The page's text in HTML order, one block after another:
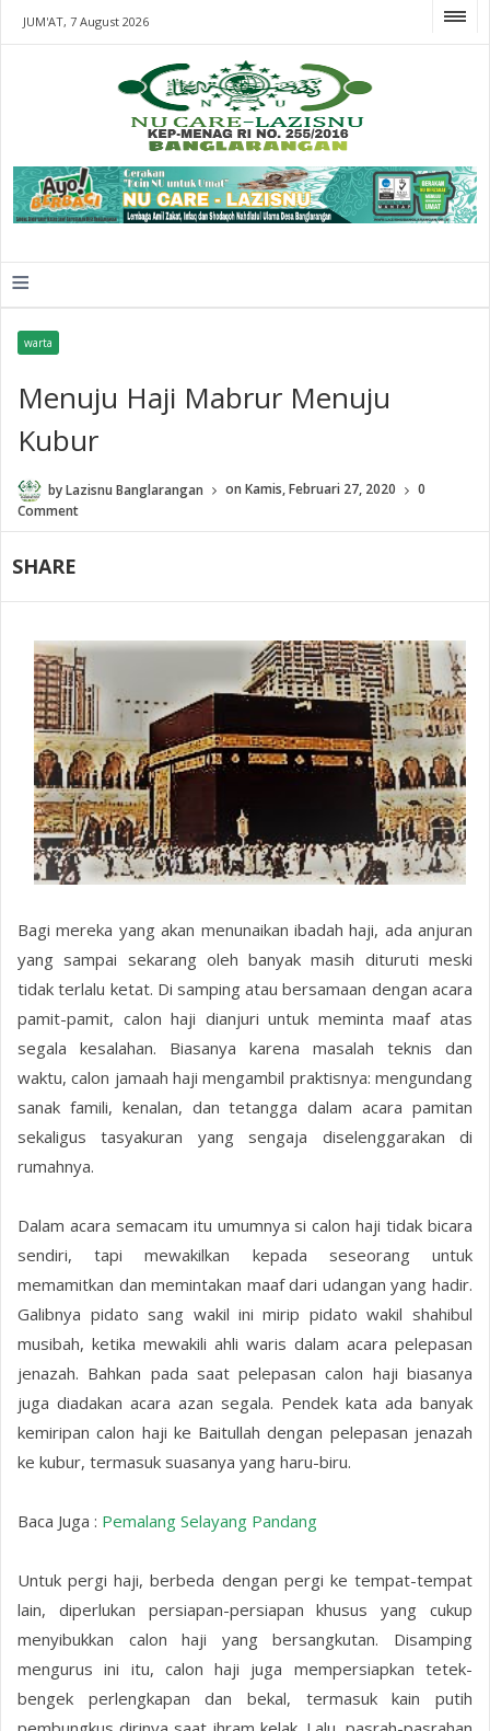
JUM'AT, 7 August 2026
≡
warta
Menuju Haji Mabrur Menuju
Kubur
byLazisnu Banglarangan onKamis, Februari 27, 2020
0
Comment
SHARE
Bagi mereka yang akan menunaikan ibadah haji, ada anjuran
yang sampai sekarang oleh banyak masih dituruti meski
tidak terlalu ketat. Di samping atau bersamaan dengan acara
pamit-pamit, calon haji dianjuri untuk meminta maaf atas
segala kesalahan. Biasanya karena masalah teknis dan
waktu, calon jamaah haji mengambil praktisnya: mengundang
sanak famili, kenalan, dan tetangga dalam acara pamitan
sekaligus tasyakuran yang sengaja diselenggarakan di
rumahnya.
Dalam acara semacam itu umumnya si calon haji tidak bicara
sendiri, tapi mewakilkan kepada seseorang untuk
memamitkan dan memintakan maaf dari udangan yang hadir.
Galibnya pidato sang wakil ini mirip pidato wakil shahibul
musibah, ketika mewakili ahli waris dalam acara pelepasan
jenazah. Bahkan pada saat pelepasan calon haji biasanya
juga diadakan acara azan segala. Pendek kata ada banyak
kemiripan calon haji ke Baitullah dengan pelepasan jenazah
ke kubur, termasuk suasanya yang haru-biru.
Baca Juga : Pemalang Selayang Pandang
Untuk pergi haji, berbeda dengan pergi ke tempat-tempat
lain, diperlukan persiapan-persiapan khusus yang cukup
menyibukkan calon haji yang bersangkutan. Disamping
mengurus ini itu, calon haji juga mempersiapkan tetek-
bengek perlengkapan dan bekal, termasuk kain putih